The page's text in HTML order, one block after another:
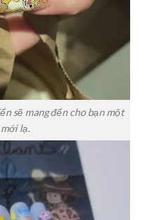
sẽ mang đến cho bạn một
lạ.